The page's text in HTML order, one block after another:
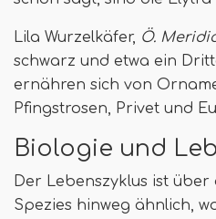
Lila Wurzelkäfer, Ö.
schwarz und etwa ein
ernähren sich von
Pfingstrosen, Privet und
Biologie und
Der Lebenszyklus ist über
Spezies hinweg ähnlich,